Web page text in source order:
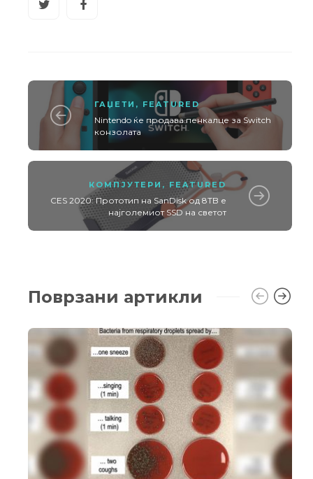
ГАЏЕТИ , FEATURED
Nintendo ќе продава пенкалце за Switch
конзолата
КОМПЈУТЕРИ , FEATURED
CES 2020: Прототип на SanDisk од 8TB е
најголемиот SSD на светот
Поврзани артикли